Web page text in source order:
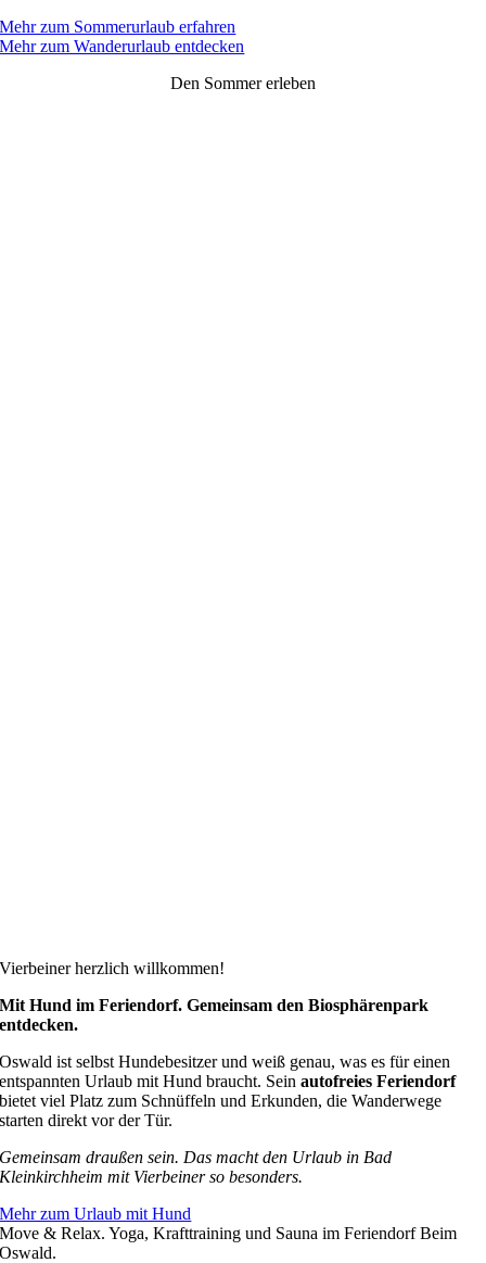
Mehr zum Sommerurlaub erfahren
Mehr zum Wanderurlaub entdecken
Den Sommer erleben
Vierbeiner herzlich willkommen!
Mit Hund im Feriendorf. Gemeinsam den Biosphärenpark
entdecken.
Oswald ist selbst Hundebesitzer und weiß genau, was es für einen
entspannten Urlaub mit Hund braucht. Seinautofreies Feriendorf
bietet viel Platz zum Schnüffeln und Erkunden, die Wanderwege
starten direkt vor der Tür.
Gemeinsam draußen sein. Das macht den Urlaub in Bad
Kleinkirchheim mit Vierbeiner so besonders.
Mehr zum Urlaub mit Hund
Move & Relax. Yoga, Krafttraining und Sauna im Feriendorf Beim
Oswald.